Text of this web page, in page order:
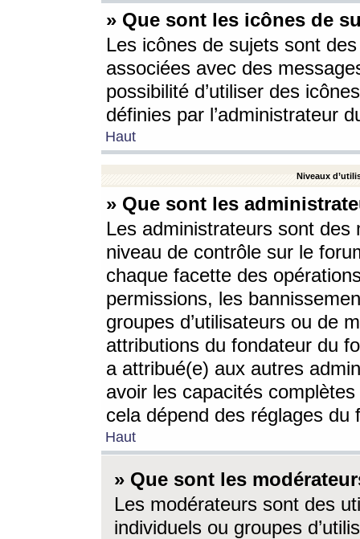
» Que sont les icônes de
Les icônes de sujets sont
associées avec des
possibilité d’utiliser des
définies par l’administrateur
Haut
Niveaux
» Que sont les
Les administrateurs sont
niveau de contrôle sur le
chaque facette des
permissions, les
groupes d’utilisateurs ou de
attributions du fondateur du
a attribué(e) aux autres
avoir les capacités
cela dépend des réglages du
Haut
» Que sont les
Les modérateurs sont des
individuels ou groupes